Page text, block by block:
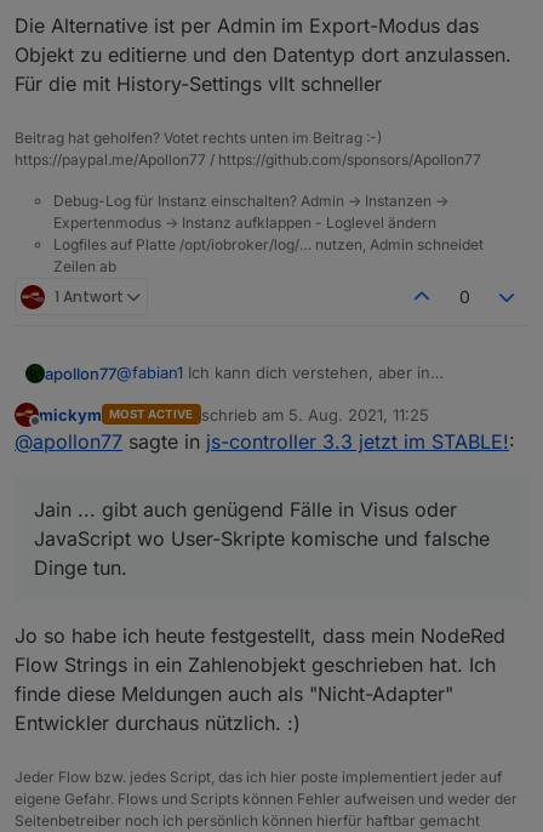
Die Alternative ist per Admin im Export-Modus das
Objekt zu editierne und den Datentyp dort anzulassen.
Für die mit History-Settings vllt schneller
Beitrag hat geholfen? Votet rechts unten im Beitrag :-)
https://paypal.me/Apollon77 / https://github.com/sponsors/Apollon77
Debug-Log für Instanz einschalten? Admin -> Instanzen ->
Expertenmodus -> Instanz aufklappen - Loglevel ändern
Logfiles auf Platte /opt/iobroker/log/… nutzen, Admin schneidet
Zeilen ab
1 Antwort 0
apollon77@fabian1 Ich kann dich verstehen, aber in
haben jetzt ca. 3 Monate an den Adaptern gearbeitet
und dabei über 80 Adapter aktualisiert welche
Daher gab es auch eine Info-Adapter-Meldung dazu
und so weiter.
Das Logging der Meldungen erfolgt nur auf "info".
Sollte sich also mit deinem "warn/error per pushover
EDIT: Für Wled sollte richtung Wochenende ein
Update kommen (ml mindestens im Latest)
Datentyp geschrieben wird, sondern nur die
Entwickler!
JavaScript wo User-Skripte komische und falsche
Dinge tun.
Offline
mickym MOST ACTIVE schrieb am 5. Aug. 2021, 11:25
zuletzt editiert von
@apollon77 sagte in js-controller 3.3 jetzt im STABLE!:
Jain ... gibt auch genügend Fälle in Visus oder
JavaScript wo User-Skripte komische und falsche
Dinge tun.
Jo so habe ich heute festgestellt, dass mein NodeRed
Flow Strings in ein Zahlenobjekt geschrieben hat. Ich
finde diese Meldungen auch als "Nicht-Adapter"
Entwickler durchaus nützlich. :)
Jeder Flow bzw. jedes Script, das ich hier poste implementiert jeder auf
eigene Gefahr. Flows und Scripts können Fehler aufweisen und weder der
Seitenbetreiber noch ich persönlich können hierfür haftbar gemacht